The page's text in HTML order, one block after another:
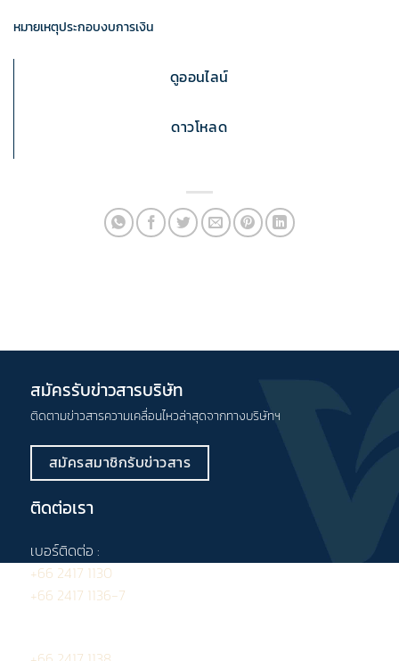
หมายเหตุประกอบงบการเงิน
ดูออนไลน์
ดาวโหลด
สมัครรับข่าวสารบริษัท
ติดตามข่าวสารความเคลื่อนไหวล่าสุดจากทางบริษัทฯ
สมัครสมาชิกรับข่าวสาร
ติดต่อเรา
เบอร์ติดต่อ :
+66 2417 1130
+66 2417 1136-7